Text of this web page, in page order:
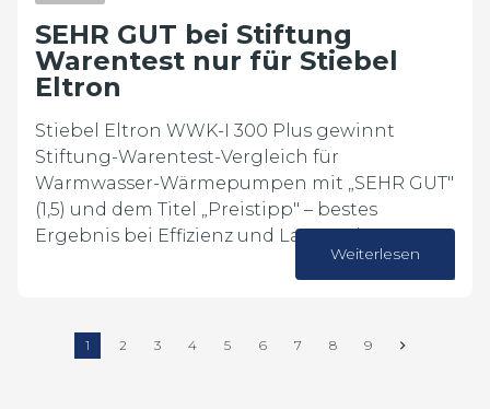
SEHR GUT bei Stiftung
Warentest nur für Stiebel
Eltron
Stiebel Eltron WWK-I 300 Plus gewinnt
Stiftung-Warentest-Vergleich für
Warmwasser-Wärmepumpen mit „SEHR GUT"
(1,5) und dem Titel „Preistipp" – bestes
Ergebnis bei Effizienz und Lautstärke.
Weiterlesen
1 2 3 4 5 6 7 8 9